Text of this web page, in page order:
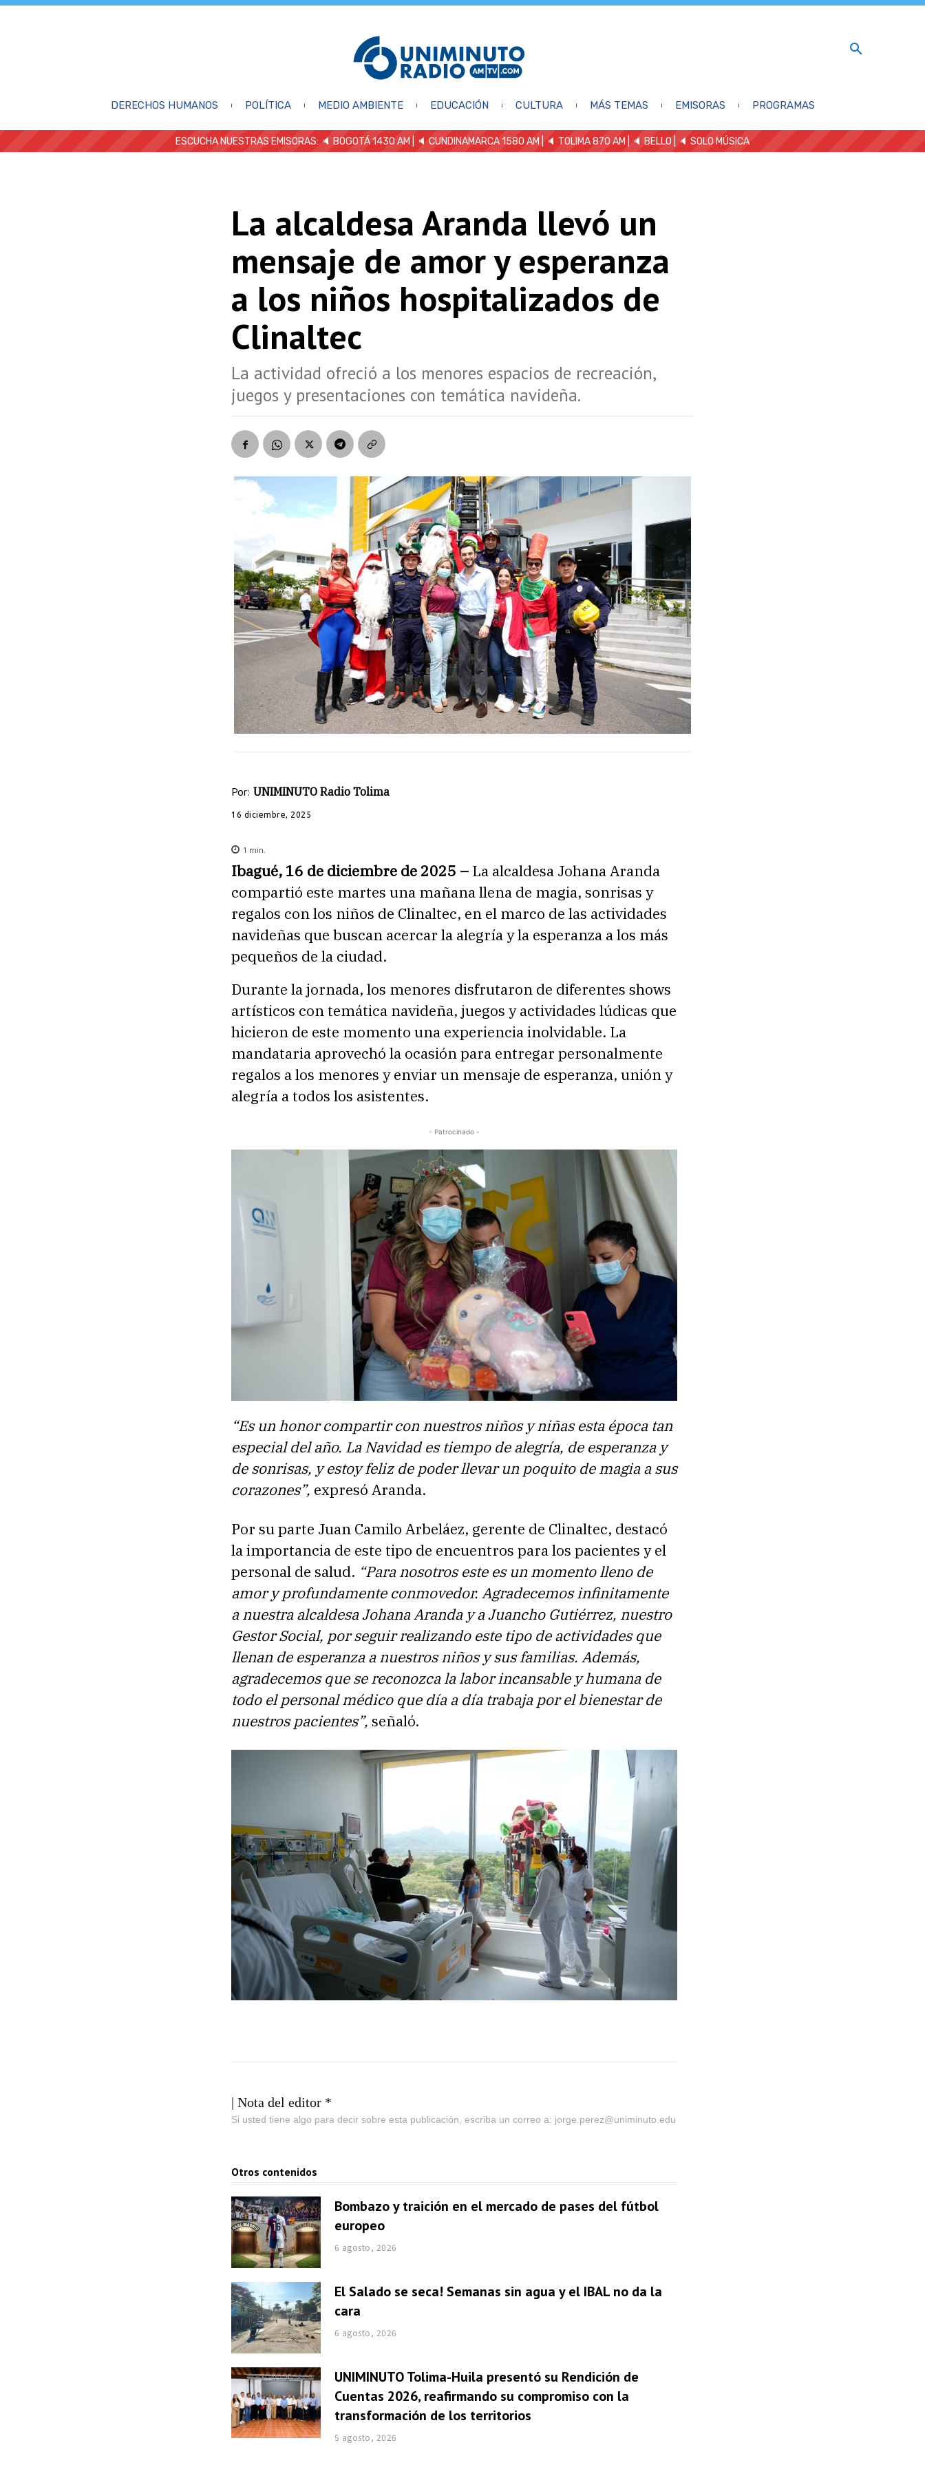
DERECHOS HUMANOS POLÍTICA MEDIO AMBIENTE EDUCACIÓN CULTURA MÁS TEMAS EMISORAS PROGRAMAS
ESCUCHA NUESTRAS EMISORAS: 🔈 BOGOTÁ 1430 AM | 🔈 CUNDINAMARCA 1580 AM | 🔈 TOLIMA 870 AM | 🔈 BELLO 🔈 SOLO MÚSICA
La alcaldesa Aranda llevó un
mensaje de amor y esperanza
a los niños hospitalizados de
Clinaltec
La actividad ofreció a los menores espacios de recreación,
juegos y presentaciones con temática navideña.
Por: UNIMINUTO Radio Tolima
16 diciembre, 2025
1 min.
Ibagué, 16 de diciembre de 2025 – La alcaldesa Johana Aranda
compartió este martes una mañana llena de magia, sonrisas y
regalos con los niños de Clinaltec, en el marco de las actividades
navideñas que buscan acercar la alegría y la esperanza a los más
pequeños de la ciudad.
Durante la jornada, los menores disfrutaron de diferentes shows
artísticos con temática navideña, juegos y actividades lúdicas que
hicieron de este momento una experiencia inolvidable. La
mandataria aprovechó la ocasión para entregar personalmente
regalos a los menores y enviar un mensaje de esperanza, unión y
alegría a todos los asistentes.
- Patrocinado -
“Es un honor compartir con nuestros niños y niñas esta época tan
especial del año. La Navidad es tiempo de alegría, de esperanza y
de sonrisas, y estoy feliz de poder llevar un poquito de magia a sus
corazones”, expresó Aranda.
Por su parte Juan Camilo Arbeláez, gerente de Clinaltec, destacó
la importancia de este tipo de encuentros para los pacientes y el
personal de salud. “Para nosotros este es un momento lleno de
amor y profundamente conmovedor. Agradecemos infinitamente
a nuestra alcaldesa Johana Aranda y a Juancho Gutiérrez, nuestro
Gestor Social, por seguir realizando este tipo de actividades que
llenan de esperanza a nuestros niños y sus familias. Además,
agradecemos que se reconozca la labor incansable y humana de
todo el personal médico que día a día trabaja por el bienestar de
nuestros pacientes”, señaló.
| Nota del editor *
Si usted tiene algo para decir sobre esta publicación, escriba un correo a: jorge.perez@uniminuto.edu
Otros contenidos
Bombazo y traición en el mercado de pases del fútbol
europeo
6 agosto, 2026
El Salado se seca! Semanas sin agua y el IBAL no da la
cara
6 agosto, 2026
UNIMINUTO Tolima-Huila presentó su Rendición de
Cuentas 2026, reafirmando su compromiso con la
transformación de los territorios
5 agosto, 2026